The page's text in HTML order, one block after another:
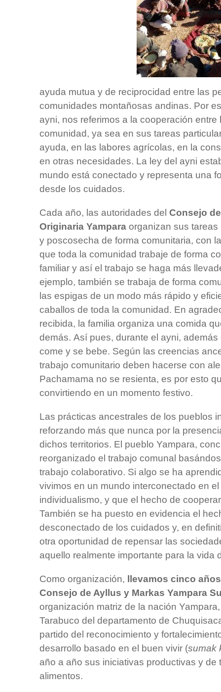
ayuda mutua y de reciprocidad entre las
comunidades montañosas andinas. Por
ayni, nos referimos a la cooperación
comunidad, ya sea en sus tareas
ayuda, en las labores agrícolas, en la
en otras necesidades. La ley del ayni
mundo está conectado y representa una
desde los cuidados.
Cada año, las autoridades del Consejo
Originaria Yampara organizan sus
y poscosecha de forma comunitaria, con
que toda la comunidad trabaje de forma
familiar y así el trabajo se haga más
ejemplo, también se trabaja de forma
las espigas de un modo más rápido y
caballos de toda la comunidad. En
recibida, la familia organiza una comida
demás. Así pues, durante el ayni,
come y se bebe. Según las creencias
trabajo comunitario deben hacerse con
Pachamama no se resienta, es por esto
convirtiendo en un momento festivo.
Las prácticas ancestrales de los pueblos
reforzando más que nunca por la
dichos territorios. El pueblo Yampara,
reorganizado el trabajo comunal
trabajo colaborativo. Si algo se ha
vivimos en un mundo interconectado en
individualismo, y que el hecho de
También se ha puesto en evidencia el
desconectado de los cuidados y, en
otra oportunidad de repensar las
aquello realmente importante para la vida
Como organización,
llevamos cinco
Consejo de Ayllus y Markas Yampara
organización matriz de la nación
Tarabuco del departamento de
partido del reconocimiento y
desarrollo basado en el buen vivir (sumak
año a año sus iniciativas productivas y de
alimentos.